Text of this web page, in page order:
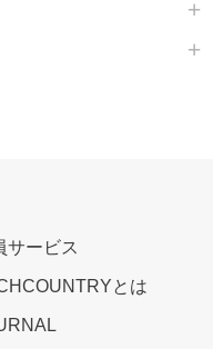
サービス
とは